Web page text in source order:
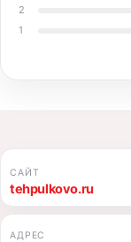
2
1
САЙТ
tehpulkovo.ru
АДРЕС